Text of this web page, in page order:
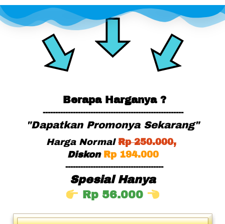
Berapa Harganya ?
--------------------------------------------------------
"Dapatkan Promonya Sekarang"
Harga Normal Rp 250.000,
Diskon
Rp 194.000
---------------------------------------
Spesial Hanya
Rp 56.000